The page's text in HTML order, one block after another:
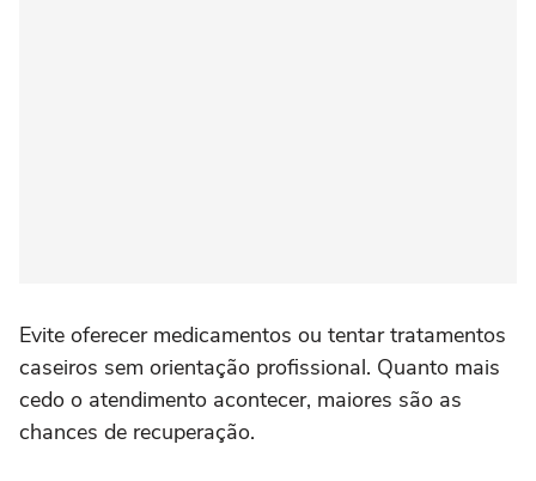
Evite oferecer medicamentos ou tentar tratamentos
caseiros sem orientação profissional. Quanto mais
cedo o atendimento acontecer, maiores são as
chances de recuperação.